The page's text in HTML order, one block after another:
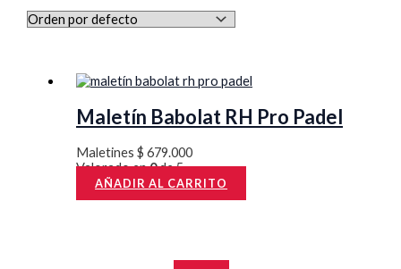
Maletín Babolat RH Pro Padel
Maletines$ 679.000
Valorado en0de 5
AÑADIR AL CARRITO